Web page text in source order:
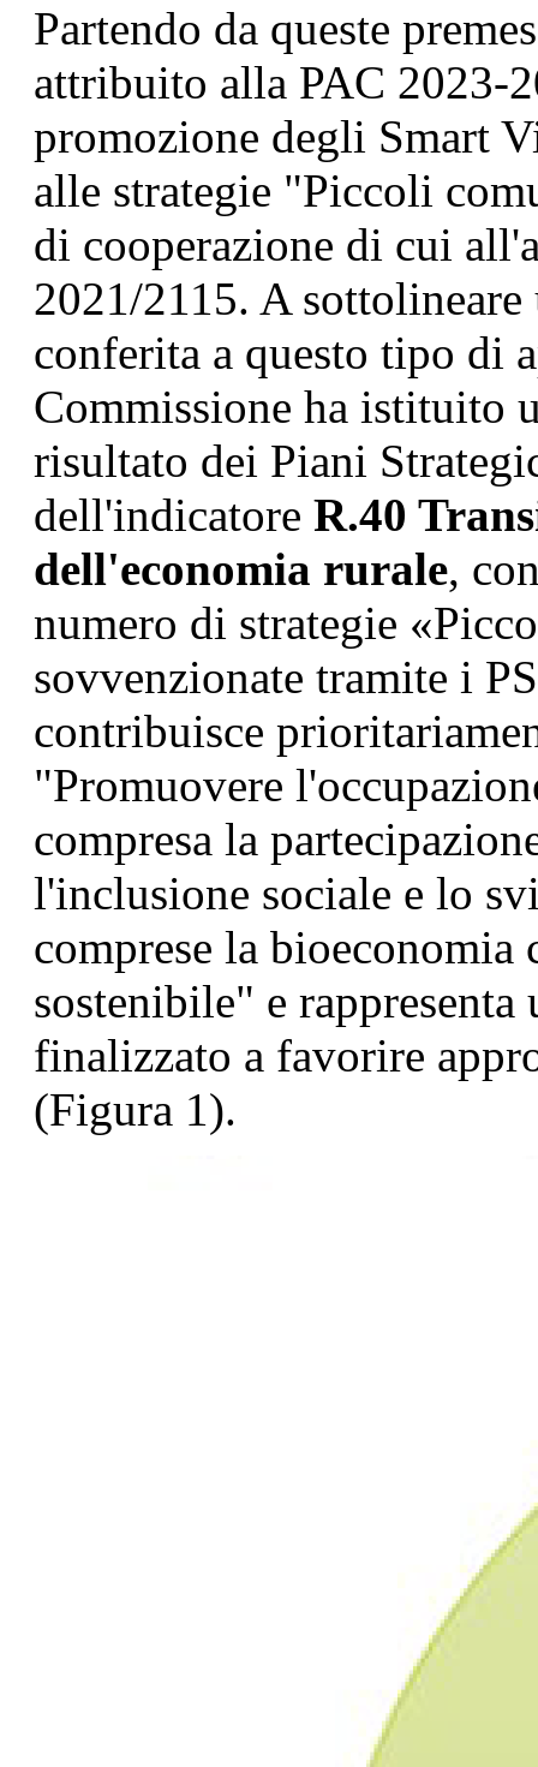
Partendo da queste
attribuito alla PAC 2023-
promozione degli Smart
alle strategie "Piccoli
di cooperazione di cui
2021/2115. A
conferita a questo tipo di
Commissione ha istituito
risultato dei Piani
dell'indicatore R.40
dell'economia rurale,
numero di strategie
sovvenzionate tramite i
contribuisce
"Promuovere
compresa la
l'inclusione sociale e lo
comprese la
sostenibile" e
finalizzato a favorire
(Figura 1).